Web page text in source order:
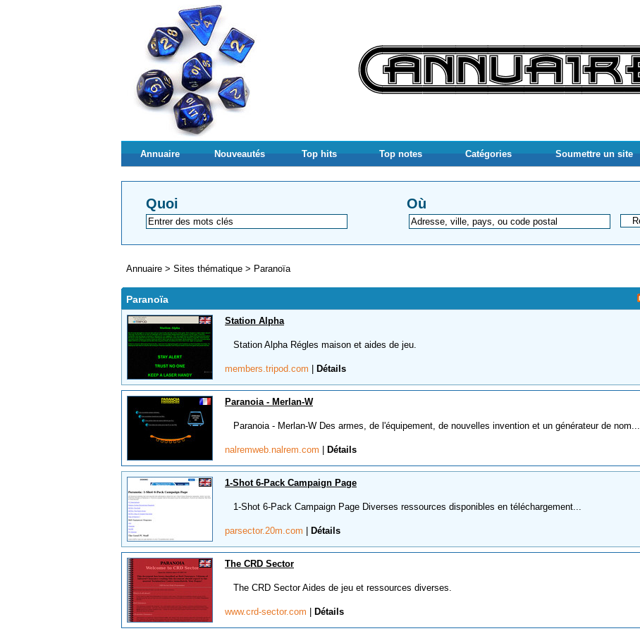
Annuaire Nouveautés Top hits Top notes Catégories Soumettre un site
Quoi Où
Annuaire > Sites thématique > Paranoïa
Paranoïa
Station Alpha
Station Alpha Régles maison et aides de jeu.
members.tripod.com Détails
Paranoia - Merlan-W
Paranoia - Merlan-W Des armes, de l'équipement, de nouvelles invention et un générateur de nom...
nalremweb.nalrem.com Détails
1-Shot 6-Pack Campaign Page
1-Shot 6-Pack Campaign Page Diverses ressources disponibles en téléchargement...
parsector.20m.com Détails
The CRD Sector
The CRD Sector Aides de jeu et ressources diverses.
www.crd-sector.com Détails